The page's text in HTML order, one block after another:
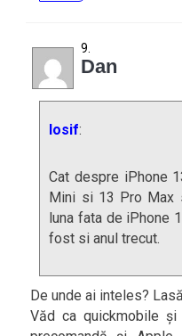
Dan
Iosif:
Cat despre iPhone
Mini si 13 Pro Max
luna fata de iPhone
fost si anul trecut.
De unde ai inteles?
Văd ca quickmobile